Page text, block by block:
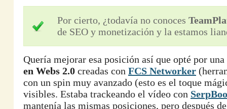
Por cierto, ¿todavía no conoces
de SEO y monetización y la estamos
Quería mejorar esa posición así que opté por
en Webs 2.0 creadas con FCS Networker
con un spin muy avanzado (esto es el toque
visibles. Estaba trackeando el vídeo con
mantenía las mismas posiciones, pero después